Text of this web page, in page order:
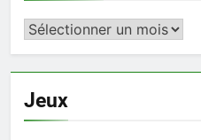
Archives
Jeux